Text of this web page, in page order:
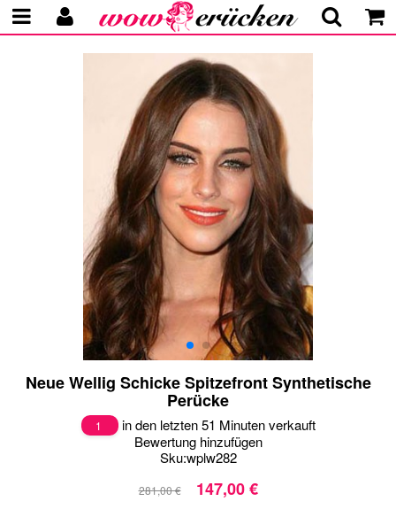
Neue Wellig Schicke Spitzefront Synthetische
Perücke
1
in den letzten 51 Minuten verkauft
Bewertung hinzufügen
Sku:wplw282
281,00 € 147,00 €